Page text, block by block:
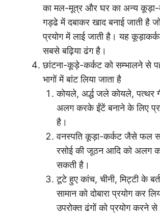
का मल-मूत्र और घर का अन्य कूड़ा-
गड्ढे में दबाकर खाद बनाई जाती है
प्रयोग में लाई जाती है। यह
सबसे बढ़िया ढंग है।
छांटना-कूड़े-कर्कट को सम्भालने से
भागों में बांट लिया जाता है
कोयले, अर्द्ध जले कोयले, पत्थर
अलग करके ईंटें बनाने के लिए
है।
वनस्पति कूड़ा-कर्कट जैसे फल
रसोई की जूठन आदि को अलग
सकती है।
टूटे हुए कांच, चीनी, मिट्टी के
सामान को दोबारा प्रयोग कर
उपरोक्त ढंगों को प्रयोग करने